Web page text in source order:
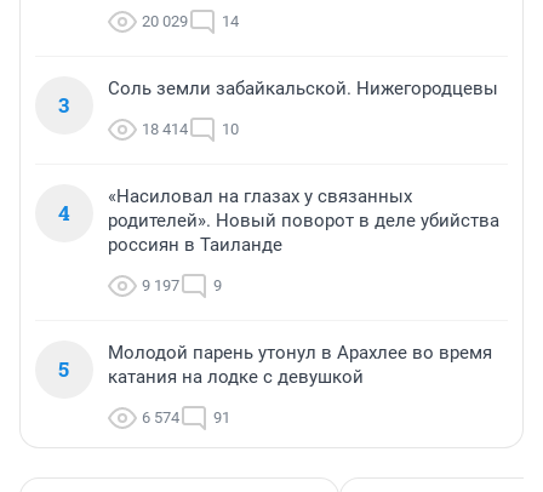
20 029 14
3
Соль земли забайкальской. Нижегородцевы
18 414 10
4
«Насиловал на глазах у связанных
родителей». Новый поворот в деле убийства
россиян в Таиланде
9 197 9
5
Молодой парень утонул в Арахлее во время
катания на лодке с девушкой
6 574 91